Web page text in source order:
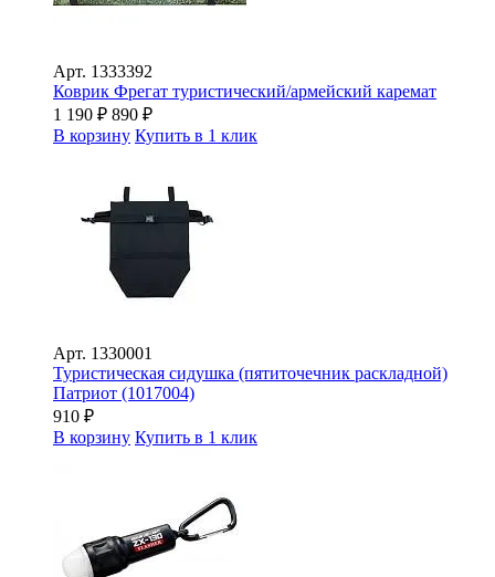
Арт. 1333392
Коврик Фрегат туристический/армейский каремат
1 190 ₽ 890 ₽
В корзину Купить в 1 клик
Арт. 1330001
Туристическая сидушка (пятиточечник раскладной)
Патриот (1017004)
910 ₽
В корзину Купить в 1 клик